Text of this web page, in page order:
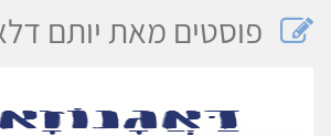
פוסטים מאת יותם